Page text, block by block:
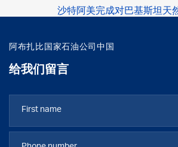
沙特阿美完成对巴基斯坦天
阿布扎比国家石油公司中国
给我们留言